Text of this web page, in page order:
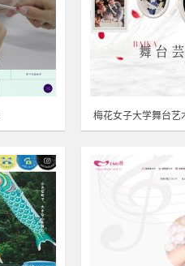
梅花女子大学舞台艺